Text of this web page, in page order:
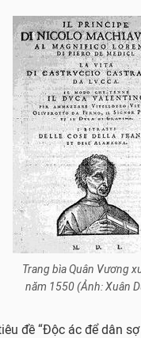
Trang bìa Quân Vương
năm 1550 (Ảnh: Xuân
đề “Độc ác để dân